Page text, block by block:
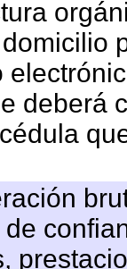
deberá